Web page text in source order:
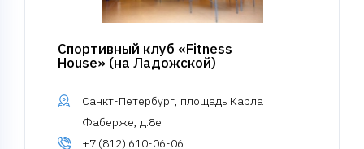
Спортивный клуб «Fitness
House» (на Ладожской)
Санкт-Петербург, площадь Карла
Фаберже, д.8е
+7 (812) 610-06-06